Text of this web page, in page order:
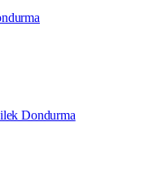
Dondurma